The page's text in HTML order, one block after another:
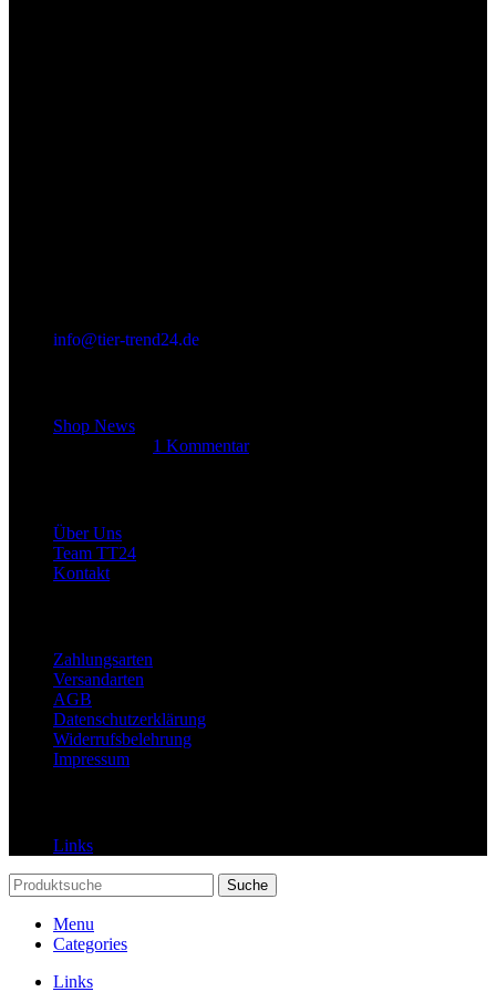
info@tier-trend24.de
Shop News
1 Kommentar
Über Uns
Team TT24
Kontakt
Zahlungsarten
Versandarten
AGB
Datenschutzerklärung
Widerrufsbelehrung
Impressum
Links
Suche
Menu
Categories
Links